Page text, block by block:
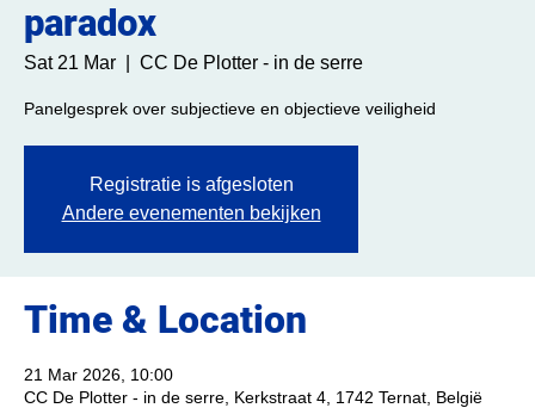
paradox
Sat 21 Mar CC De Plotter - in de serre
Panelgesprek over subjectieve en objectieve veiligheid
Registratie is afgesloten
Andere evenementen bekijken
Time & Location
21 Mar 2026, 10:00
CC De Plotter - in de serre, Kerkstraat 4, 1742 Ternat, België